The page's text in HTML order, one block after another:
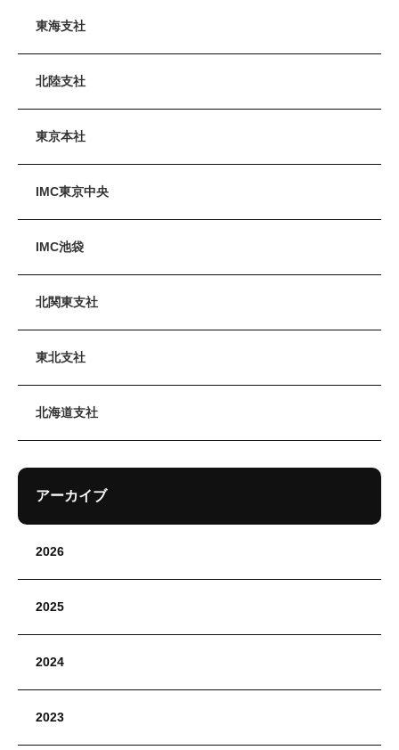
東海支社
北陸支社
東京本社
IMC東京中央
IMC池袋
北関東支社
東北支社
北海道支社
アーカイブ
2026
2025
2024
2023